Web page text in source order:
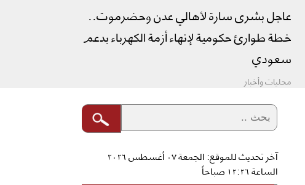
عاجل بشرى سارة لأهالي عدن وحضرموت..
خطة طوارئ حكومية لإنهاء أزمة الكهرباء بدعم
سعودي
محليات وأخبار
آخر تحديث للموقع: الجمعة ٠٧ أغسطس ٢٠٢٦
الساعة ١٢:٢٦ صباحاً